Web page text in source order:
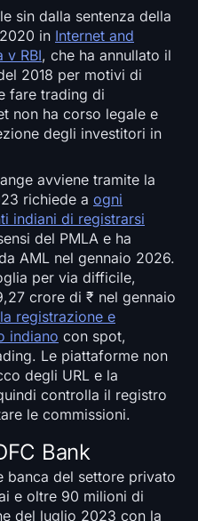
sin dalla sentenza della
in Internet and
v RBI, che ha annullato il
2018 per motivi di
fare trading di
non ha corso legale e
degli investitori in
avviene tramite la
richiede a ogni
indiani di registrarsi
del PMLA e ha
AML nel gennaio 2026.
per via difficile,
crore di ₹ nel gennaio
registrazione e
indiano con spot,
Le piattaforme non
degli URL e la
controlla il registro
le commissioni.
Bank
banca del settore privato
e oltre 90 milioni di
del luglio 2023 con la